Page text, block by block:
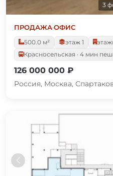
3
ПРОДАЖА·ОФИС
500.0 м²
этаж 1
Красносельская · 4 мин
126 000 000 ₽
Россия, Москва,